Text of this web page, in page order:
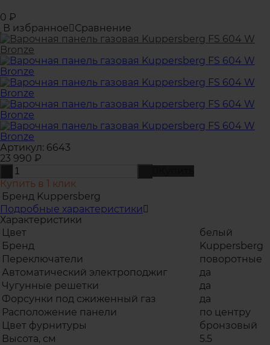
0 ₽
В избранное
Сравнение
Артикул: 6643
23 990 ₽
Купить в 1 клик
Бренд Kuppersberg
Подробные характеристики
Характеристики
Цвет
белый
Бренд
Kuppersberg
Переключатели
поворотные
Автоматический электроподжиг
да
Чугунные решетки
да
Форсунки под сжиженный газ
да
Расположение панели
по центру
Цвет фурнитуры
бронзовый
Высота, см
5.5